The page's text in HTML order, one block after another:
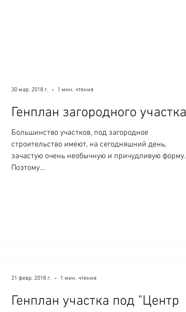
Генплан загородного участка
Большинство участков, под загородное
строительство имеют, на сегодняшний день,
зачастую очень необычную и причудливую форму.
Поэтому...
30 мар. 2018 г. 1 мин. чтения
Генплан участка под "Центр
21 февр. 2018 г. 1 мин. чтения